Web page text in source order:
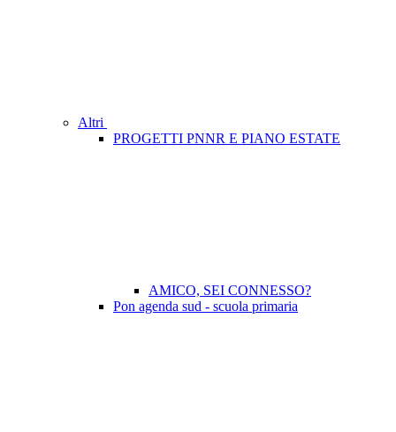
Altri
PROGETTI PNNR E PIANO ESTATE
AMICO, SEI CONNESSO?
Pon agenda sud - scuola primaria